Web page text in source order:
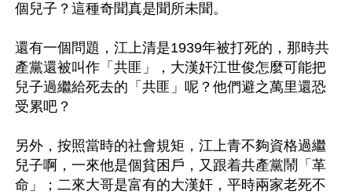
個兒子？這種奇聞真是聞所未聞。
還有一個問題，江上清是1939年被打死的，那時共
產黨還被叫作「共匪」，大漢奸江世俊怎麼可能把
兒子過繼給死去的「共匪」呢？他們避之萬里還恐
受累吧？
另外，按照當時的社會規矩，江上青不夠資格過繼
兒子啊，一來他是個貧困戶，又跟着共產黨鬧「革
命」；二來大哥是富有的大漢奸，平時兩家老死不